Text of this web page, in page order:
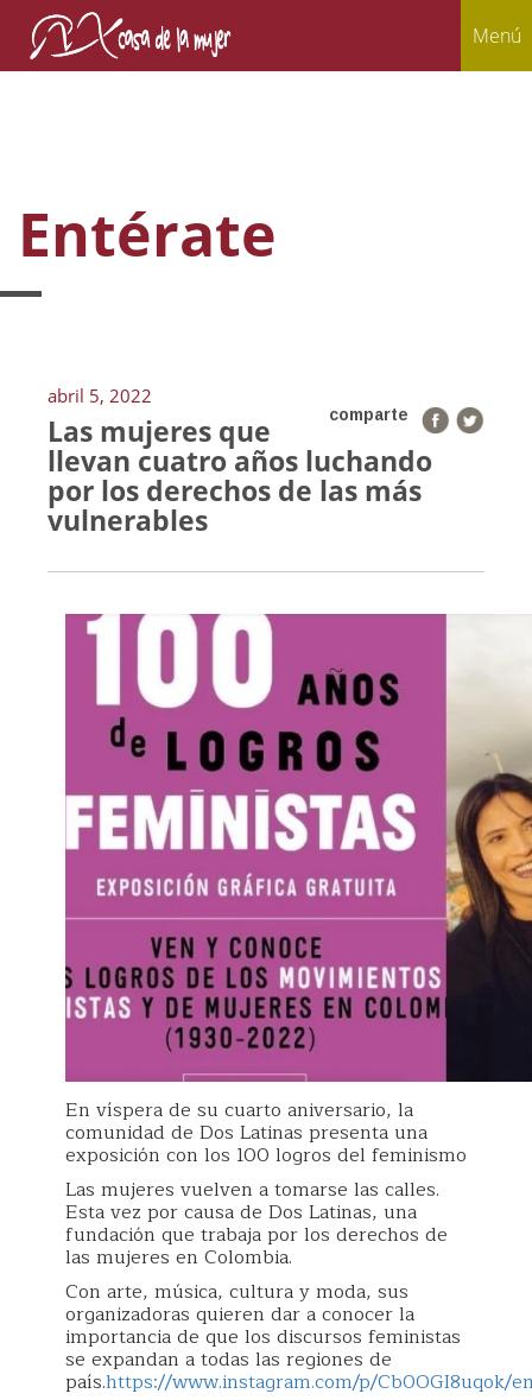
Menú
Entérate
abril 5, 2022
comparte
Las mujeres que
llevan cuatro años luchando
por los derechos de las más
vulnerables
En víspera de su cuarto aniversario, la
comunidad de Dos Latinas presenta una
exposición con los 100 logros del feminismo
Las mujeres vuelven a tomarse las calles.
Esta vez por causa de Dos Latinas, una
fundación que trabaja por los derechos de
las mujeres en Colombia.
Con arte, música, cultura y moda, sus
organizadoras quieren dar a conocer la
importancia de que los discursos feministas
se expandan a todas las regiones de
país.https://www.instagram.com/p/Cb0OGI8uqok/